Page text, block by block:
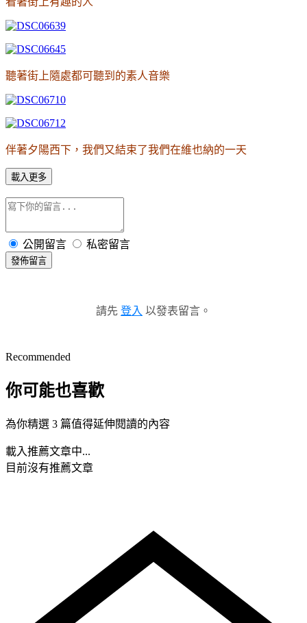
聽著街上隨處都可聽到的素人音樂
伴著夕陽西下，我們又結束了我們在維也納的一天
載入更多
公開留言 私密留言
發佈留言
請先 登入 以發表留言。
Recommended
你可能也喜歡
為你精選 3 篇值得延伸閱讀的內容
載入推薦文章中...
目前沒有推薦文章